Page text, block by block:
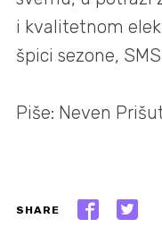
i kvalitetnom
špici sezone,
Piše: Neven
SHARE